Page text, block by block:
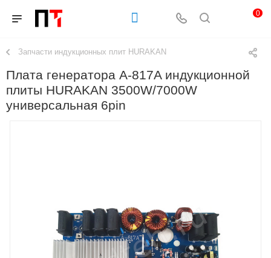
0
Запчасти индукционных плит HURAKAN
Плата генератора A-817A индукционной
плиты HURAKAN 3500W/7000W
универсальная 6pin